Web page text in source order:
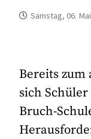
Samstag, 06.
Bereits zum
sich
Bruch-